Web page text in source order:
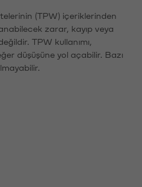
(TPW) içeriklerinden
zarar, kayıp veya
TPW kullanımı,
düşüşüne yol açabilir. Bazı